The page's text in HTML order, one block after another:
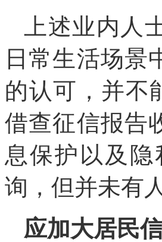
上述业内人
日常生活场景
的认可，并不
借查征信报告
息保护以及
询，但并未有
应加大居民